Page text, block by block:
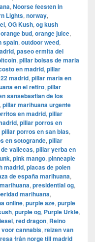
, Noorse feesten in
Lights, norway,
, OG Kush, og kush
orange bud, orange juice,
spain, outdoor weed,
, paseo ermita del
, pillar bolsas de maria
en madrid, pillar
madrid, pillar maria en
en el retiro, pillar
sansebastian de los
, pillar marihuana urgente
en madrid, pillar
, pillar porros en
pillar porros en san blas,
en sotogrande, pillar
vallecas, pillar yerba en
, pink mango, pinneaple
madrid, placas de polen
de españa marihuana,
, presidential og,
marihuana,
online, purple aze, purple
, purple og, Purple Urkle,
, red dragon, Reino
cannabis, reizen van
resa från norge till madrid